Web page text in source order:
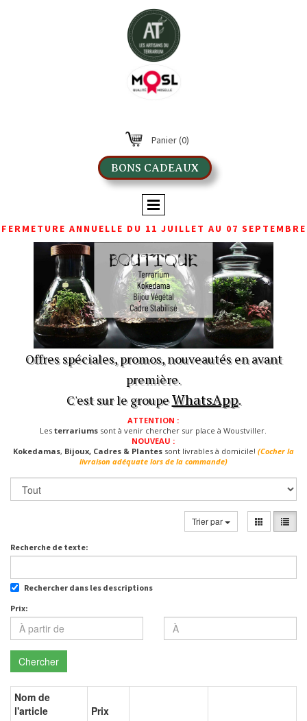
Panier(0)
BONS CADEAUX
FERMETURE ANNUELLE DU 11 JUILLET AU 07 SEPTEMBRE
Offres spéciales, promos, nouveautés en avant
première.
C'est sur le groupeWhatsApp.
ATTENTION :
Lesterrariums sont à venir chercher sur place à Woustviller.
NOUVEAU :
Kokedamas, Bijoux, Cadres & Plantessont livrables à domicile! (Cocher la
livraison adéquate lors de la commande)
Trier par
Recherche de texte:
Rechercher dans les descriptions
Prix:
Chercher
Nom de
l'article
Prix